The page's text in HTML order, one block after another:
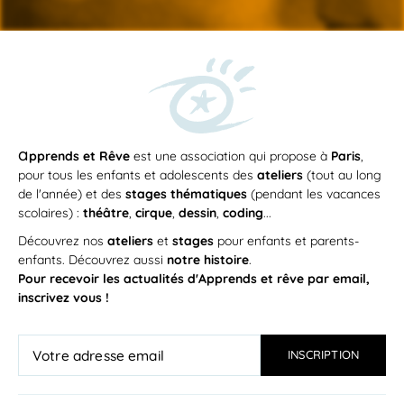
Sciences : tester, inventer, s’éclater !
en 2026 – 2027
Pour les enfants de 7 à 11 ans, cet atelier propose
de découvrir les sciences...
APPRENDS ET RÊVE
apprends et Rêve est une association qui propose à Paris,
pour tous les enfants et adolescents des ateliers (tout au long
de l'année) et des stages thématiques (pendant les vacances
scolaires) : théâtre, cirque, dessin, coding...
Découvrez nos ateliers et stages pour enfants et parents-
enfants. Découvrez aussi notre histoire.
Pour recevoir les actualités d'Apprends et rêve par email,
inscrivez vous !